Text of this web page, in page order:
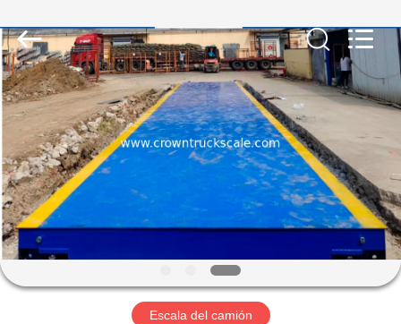
INICIO
PRODUCTOS
SOBRE
NOSOTROS
VISITA
Ltd.
All
Rights
Reserved.
Developed
by
ECER
Escala del camión